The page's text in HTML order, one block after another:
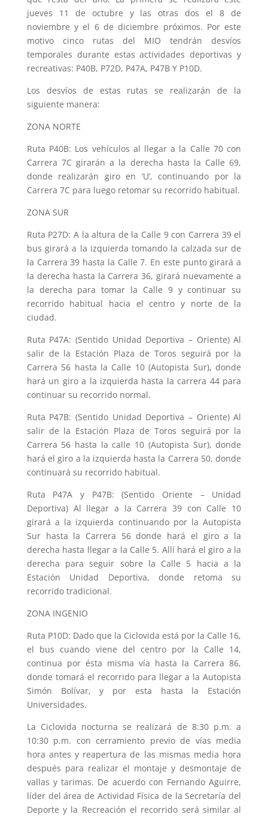
jueves 11 de octubre y las otras dos el 8 de
noviembre y el 6 de diciembre próximos. Por este
motivo cinco rutas del MIO tendrán desvíos
temporales durante estas actividades deportivas y
recreativas: P40B, P72D, P47A, P47B Y P10D.
Los desvíos de estas rutas se realizarán de la
siguiente manera:
ZONA NORTE
Ruta P40B: Los vehículos al llegar a la Calle 70 con
Carrera 7C girarán a la derecha hasta la Calle 69,
donde realizarán giro en ‘U’, continuando por la
Carrera 7C para luego retomar su recorrido habitual.
ZONA SUR
Ruta P27D: A la altura de la Calle 9 con Carrera 39 el
bus girará a la izquierda tomando la calzada sur de
la Carrera 39 hasta la Calle 7. En este punto girará a
la derecha hasta la Carrera 36, girará nuevamente a
la derecha para tomar la Calle 9 y continuar su
recorrido habitual hacia el centro y norte de la
ciudad.
Ruta P47A: (Sentido Unidad Deportiva – Oriente) Al
salir de la Estación Plaza de Toros seguirá por la
Carrera 56 hasta la Calle 10 (Autopista Sur), donde
hará un giro a la izquierda hasta la carrera 44 para
continuar su recorrido normal.
Ruta P47B: (Sentido Unidad Deportiva – Oriente) Al
salir de la Estación Plaza de Toros seguirá por la
Carrera 56 hasta la calle 10 (Autopista Sur), donde
hará el giro a la izquierda hasta la Carrera 50, donde
continuará su recorrido habitual.
Ruta P47A y P47B: (Sentido Oriente – Unidad
Deportiva) Al llegar a la Carrera 39 con Calle 10
girará a la izquierda continuando por la Autopista
Sur hasta la Carrera 56 donde hará el giro a la
derecha hasta llegar a la Calle 5. Allí hará el giro a la
derecha para seguir sobre la Calle 5 hacia a la
Estación Unidad Deportiva, donde retoma su
recorrido tradicional.
ZONA INGENIO
Ruta P10D: Dado que la Ciclovida está por la Calle 16,
el bus cuando viene del centro por la Calle 14,
continua por ésta misma vía hasta la Carrera 86,
donde tomará el recorrido para llegar a la Autopista
Simón Bolívar, y por esta hasta la Estación
Universidades.
La Ciclovida nocturna se realizará de 8:30 p.m. a
10:30 p.m. con cerramiento previo de vías media
hora antes y reapertura de las mismas media hora
después para realizar el montaje y desmontaje de
vallas y tarimas. De acuerdo con Fernando Aguirre,
líder del área de Actividad Física de la Secretaría del
Deporte y la Recreación el recorrido será similar al